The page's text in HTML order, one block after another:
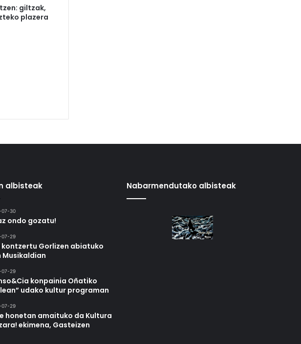
giltzak,
plazera
albisteak
07-30
ondo gozatu!
07-29
kontzertu Gorlizen abiatuko
Musikaldian
07-29
konpainia Oñatiko
udako kultur programan
07-29
honetan amaituko da Kultura
ekimena, Gasteizen
Nabarmendutako albisteak